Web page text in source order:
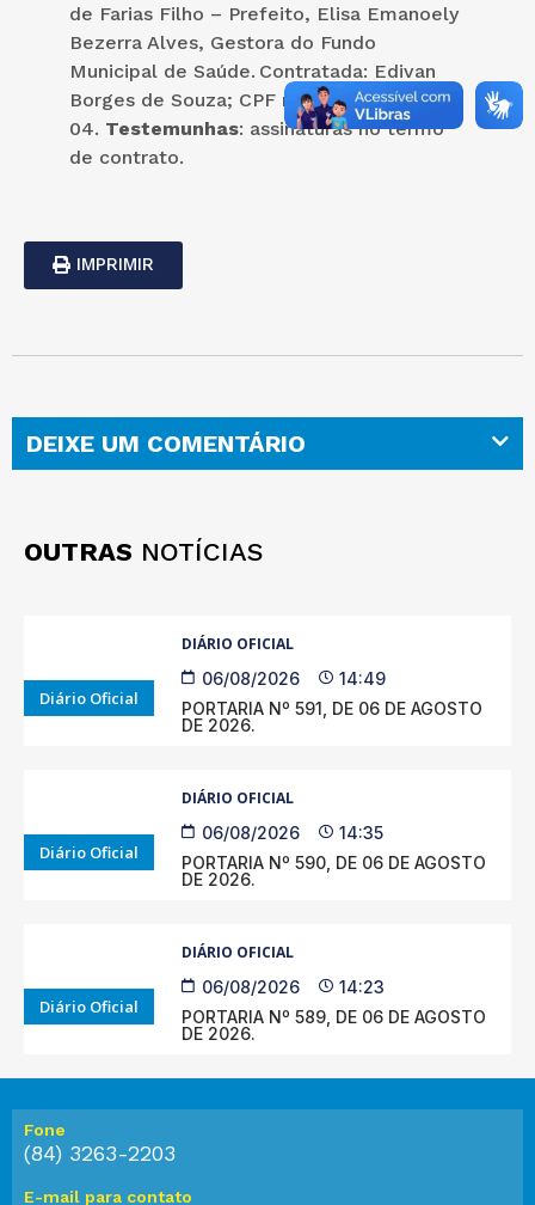
de Farias Filho – Prefeito, Elisa Emanoely
Bezerra Alves, Gestora do Fundo
Municipal de Saúde. Contratada: Edivan
Borges de Souza; CPF n° 785.xxx.264-
04. Testemunhas: assinaturas no termo
de contrato.
IMPRIMIR
DEIXE UM COMENTÁRIO
OUTRAS NOTÍCIAS
Diário Oficial
DIÁRIO OFICIAL
06/08/2026
14:49
PORTARIA Nº 591, DE 06 DE AGOSTO
DE 2026.
Diário Oficial
DIÁRIO OFICIAL
06/08/2026
14:35
PORTARIA Nº 590, DE 06 DE AGOSTO
DE 2026.
Diário Oficial
DIÁRIO OFICIAL
06/08/2026
14:23
PORTARIA Nº 589, DE 06 DE AGOSTO
DE 2026.
Fone
(84) 3263-2203
E-mail para contato